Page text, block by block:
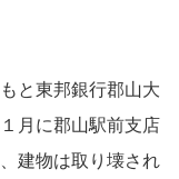
と東邦銀行郡山大
月に郡山駅前支店
建物は取り壊され